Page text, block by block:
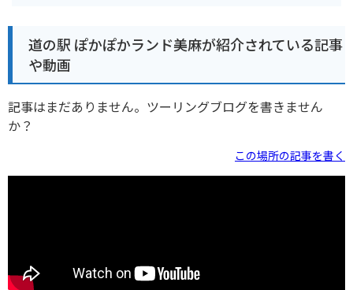
道の駅 ぽかぽかランド美麻が紹介されている記事
や動画
記事はまだありません。ツーリングブログを書きません
か？
この場所の記事を書く